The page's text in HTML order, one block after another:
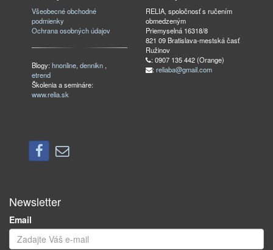
Všeobecné obchodné
podmienky
Ochrana osobných údajov
Blogy:hnonline,dennikn ,
etrend
Školenia a semináre:
www.relia.sk
RELIA, spoločnosť s ručením
obmedzeným
Priemyselná 16318/8
821 09 Bratislava-mestská časť
Ružinov
: 0907 135 442 (Orange)
: reliaba@gmail.com
Newsletter
Email